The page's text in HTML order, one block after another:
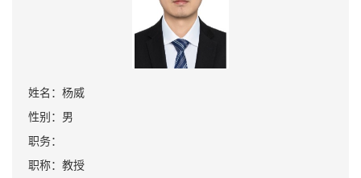
姓名：杨威
性别：男
职务：
职称：教授